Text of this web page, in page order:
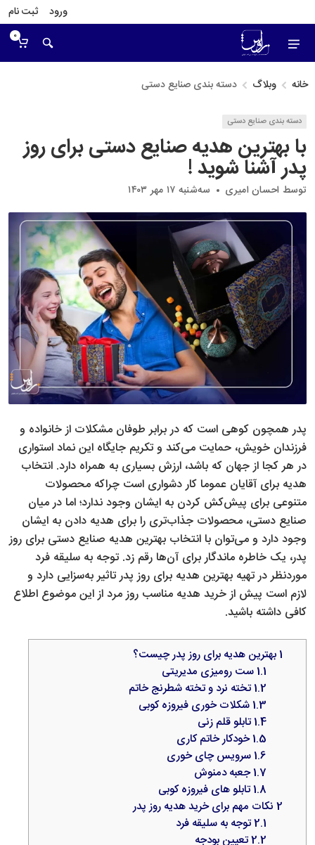
ورود ثبت نام
0
خانه وبلاگ دسته بندی صنایع دستی
دسته بندی صنایع دستی
با بهترین هدیه صنایع دستی برای روز
پدر آشنا شوید !
توسط احسان امیری سه‌شنبه ۱۷ مهر ۱۴۰۳
پدر همچون کوهی است که در برابر طوفان مشکلات از خانواده و
فرزندان خویش، حمایت می‌کند و تکریم جایگاه این نماد استواری
در هر کجا از جهان که باشد، ارزش بسیاری به همراه دارد. انتخاب
هدیه برای آقایان عموما کار دشواری است چراکه محصولات
متنوعی برای پیش‌کش کردن به ایشان وجود ندارد؛ اما در میان
صنایع دستی، محصولات جذاب‌تری را برای هدیه دادن به ایشان
وجود دارد و می‌توان با انتخاب بهترین هدیه صنایع دستی برای روز
پدر، یک خاطره ماندگار برای آن‌ها رقم زد. توجه به سلیقه فرد
موردنظر در تهیه بهترین هدیه برای روز پدر تاثیر به‌سزایی دارد و
لازم است پیش از خرید هدیه مناسب روز مرد از این موضوع اطلاع
کافی داشته باشید.
1 بهترین هدیه برای روز پدر چیست؟
1.1 ست رومیزی مدیریتی
1.2تخته نرد و تخته شطرنج خاتم
1.3 شکلات خوری فیروزه کوبی
1.4تابلو قلم زنی
1.5خودکار خاتم کاری
1.6 سرویس چای خوری
1.7جعبه دمنوش
1.8تابلو های فیروزه کوبی
2نکات مهم برای خرید هدیه روز پدر
2.1توجه به سلیقه فرد
2.2تعیین بودجه